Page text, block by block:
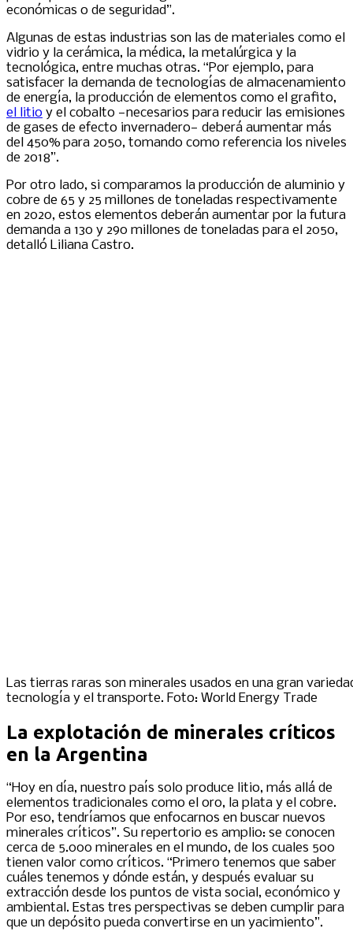
económicas o de seguridad”.
Algunas de estas industrias son las de materiales como el
vidrio y la cerámica, la médica, la metalúrgica y la
tecnológica, entre muchas otras. “Por ejemplo, para
satisfacer la demanda de tecnologías de almacenamiento
de energía, la producción de elementos como el grafito,
el litio y el cobalto —necesarios para reducir las emisiones
de gases de efecto invernadero— deberá aumentar más
del 450% para 2050, tomando como referencia los niveles
de 2018”.
Por otro lado, si comparamos la producción de aluminio y
cobre de 65 y 25 millones de toneladas respectivamente
en 2020, estos elementos deberán aumentar por la futura
demanda a 130 y 290 millones de toneladas para el 2050,
detalló Liliana Castro.
Las tierras raras son minerales usados en una gran
tecnología y el transporte. Foto: World Energy Trade
La explotación de minerales críticos
en la Argentina
“Hoy en día, nuestro país solo produce litio, más allá de
elementos tradicionales como el oro, la plata y el cobre.
Por eso, tendríamos que enfocarnos en buscar nuevos
minerales críticos”. Su repertorio es amplio: se conocen
cerca de 5.000 minerales en el mundo, de los cuales 500
tienen valor como críticos. “Primero tenemos que saber
cuáles tenemos y dónde están, y después evaluar su
extracción desde los puntos de vista social, económico y
ambiental. Estas tres perspectivas se deben cumplir para
que un depósito pueda convertirse en un yacimiento”.